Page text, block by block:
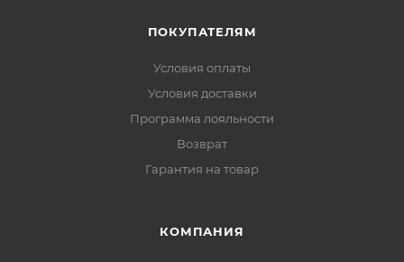
ПОКУПАТЕЛЯМ
Условия оплаты
Условия доставки
Программа лояльности
Возврат
Гарантия на товар
КОМПАНИЯ